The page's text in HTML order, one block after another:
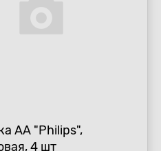
AA "Philips",
4 шт